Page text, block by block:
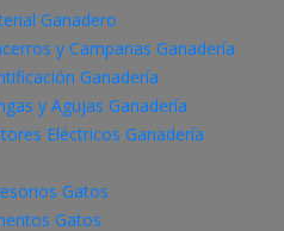
Ganadero
y Campanas Ganadería
Ganadería
y Agujas Ganadería
Eléctricos Ganadería
Gatos
Gatos